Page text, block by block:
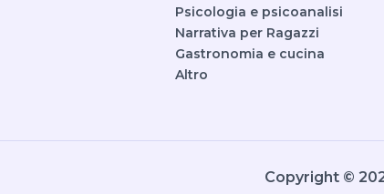
Psicologia e psicoanalisi
Narrativa per Ragazzi
Gastronomia e cucina
Altro
Copyright ©